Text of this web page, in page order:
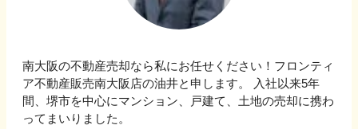
南大阪の不動産売却なら私にお任せください！フロンティ
ア不動産販売南大阪店の油井と申します。 入社以来5年
間、堺市を中心にマンション、戸建て、土地の売却に携わ
ってまいりました。